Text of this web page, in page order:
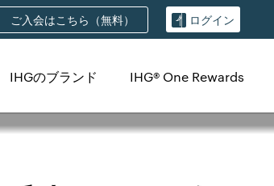
ご入会はこちら（無料） ログイン
IHGのブランド IHG® One Rewards